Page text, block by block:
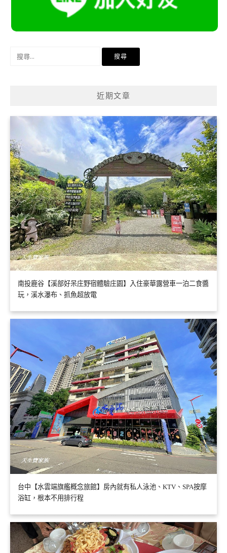
近期文章
南投鹿谷【溪部好呆庄野宿體驗庄園】入住豪華露營車一泊二食醬
玩，溪水瀑布、抓魚超放電
台中【水雲端旗艦概念旅館】房內就有私人泳池、KTV、SPA按摩
浴缸，根本不用排行程